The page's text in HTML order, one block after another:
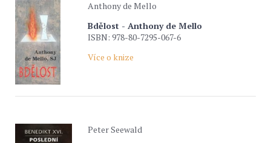
Anthony de Mello
Bdělost - Anthony de Mello
ISBN: 978-80-7295-067-6
Více o knize
Peter Seewald